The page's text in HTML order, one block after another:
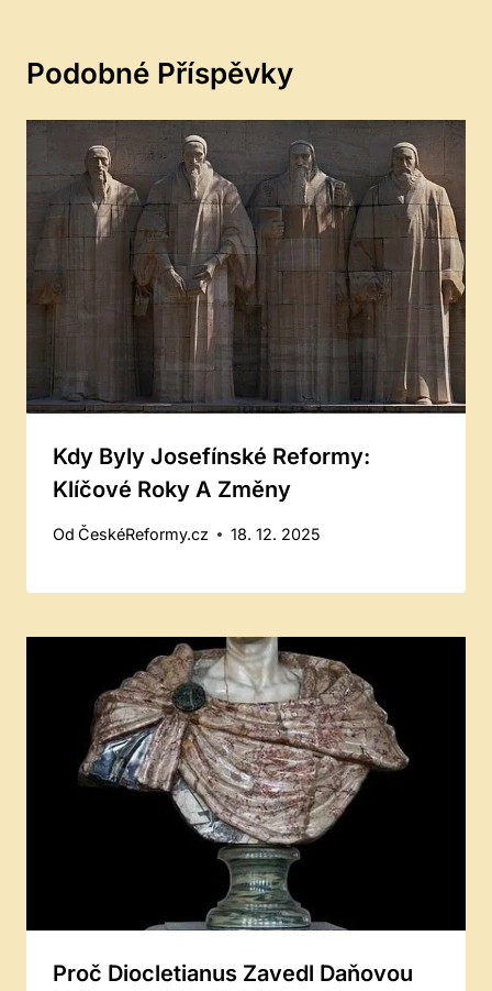
Podobné Příspěvky
Kdy Byly Josefínské Reformy:
Klíčové Roky A Změny
Od ČeskéReformy.cz 18. 12. 2025
Proč Diocletianus Zavedl Daňovou